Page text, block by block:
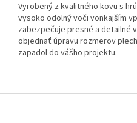
Vyrobený z kvalitného kovu s
vysoko odolný voči vonkajším
zabezpečuje presné a detailné
objednať úpravu rozmerov
zapadol do vášho projektu.